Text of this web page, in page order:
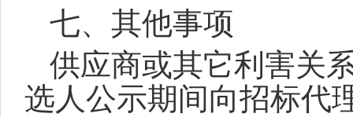
七、其他事项
供应商或其它利害关
选人公示期间向招标代